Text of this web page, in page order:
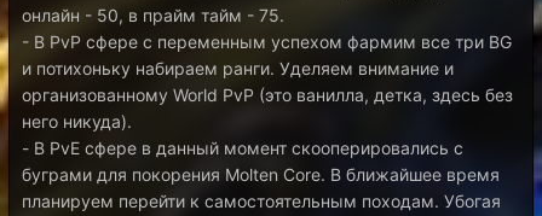
онлайн - 50, в прайм тайм - 75.
- В PvP сфере с переменным успехом фармим все три BG
и потихоньку набираем ранги. Уделяем внимание и
организованному World PvP (это ванилла, детка, здесь без
него никуда).
- В PvE сфере в данный момент скооперировались с
буграми для покорения Molten Core. В ближайшее время
планируем перейти к самостоятельным походам. Убогая